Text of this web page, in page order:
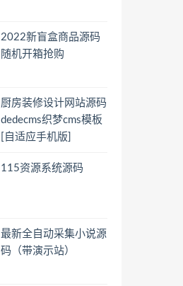
2022新盲盒商品源码
随机开箱抢购
厨房装修设计网站源码
dedecms织梦cms模板
[自适应手机版]
115资源系统源码
最新全自动采集小说源
码（带演示站）